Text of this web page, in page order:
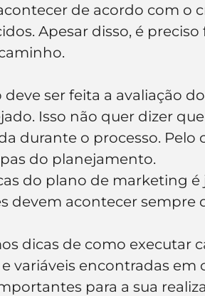
de acordo com o
Apesar disso, é
ser feita a avaliação
Isso não quer dizer
durante o processo. Pelo
do planejamento.
do plano de marketing é
devem acontecer sempre
dicas de como executar
variáveis encontradas em
para a sua